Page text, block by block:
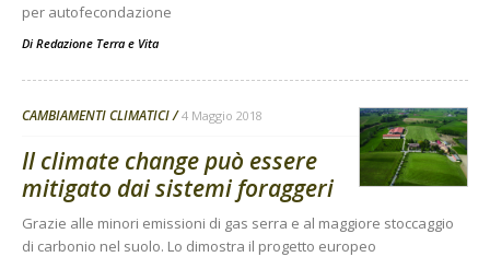
per autofecondazione
Di Redazione Terra e Vita
CAMBIAMENTI CLIMATICI 4 Maggio 2018
Il climate change può essere
mitigato dai sistemi foraggeri
Grazie alle minori emissioni di gas serra e al maggiore stoccaggio
di carbonio nel suolo. Lo dimostra il progetto europeo